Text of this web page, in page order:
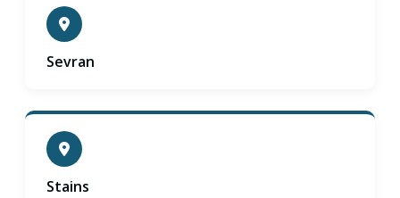
Sevran
Stains